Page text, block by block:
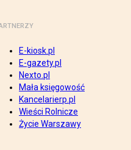
E-kiosk.pl
E-gazety.pl
Nexto.pl
Mała księgowość
Kancelarierp.pl
Wieści Rolnicze
Życie Warszawy